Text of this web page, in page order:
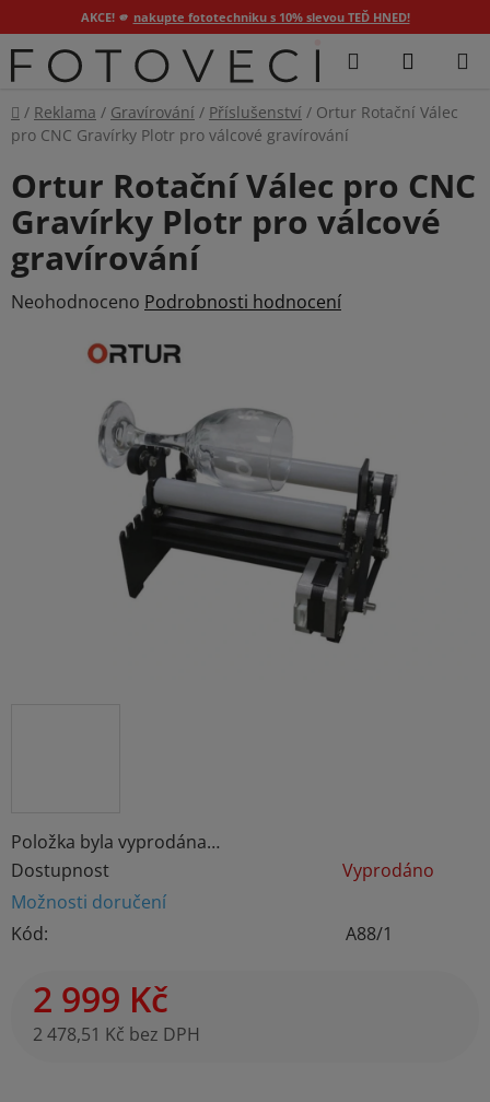
AKCE! 🫵 nakupte fototechniku s 10% slevou TEĎ HNED!
Přejít
na
Hledat
Domů
/ Reklama / Gravírování / Příslušenství / Ortur Rotační Válec
pro CNC Gravírky Plotr pro válcové gravírování
Položka byla vyprodána…
Dostupnost
Vyprodáno
Možnosti doručení
Kód:
A88/1
2 999 Kč
2 478,51 Kč bez DPH
Ortur Rotační Válec pro CNC
Gravírky Plotr pro válcové
gravírování
Průměrné
Neohodnoceno Podrobnosti hodnocení